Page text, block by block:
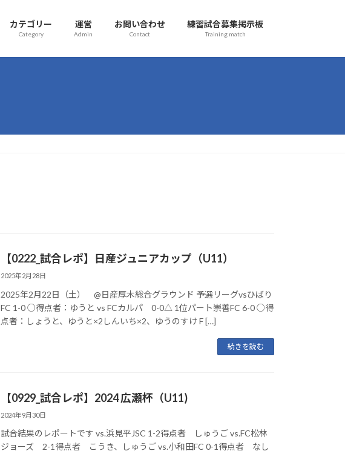
カテゴリー
Category
運営
Admin
お問い合わせ
Contact
練習試合募集掲示板
Training match
【0222_試合レポ】日産ジュニアカップ（U11）
2025年2月28日
2025年2月22日（土） @日産厚木総合グラウンド 予選リーグvsひばり
FC 1-0 ○得点者：ゆうと vs FCカルパ 0-0△ 1位パート崇善FC 6-0 ○得
点者：しょうと、ゆうと×2しんいち×2、ゆうのすけ F […]
続きを読む
【0929_試合レポ】2024 広瀬杯（U11)
2024年9月30日
試合結果のレポートです vs.浜見平JSC 1-2得点者 しゅうご vs.FC松林
ジョーズ 2-1得点者 こうき、しゅうご vs.小和田FC 0-1得点者 なし